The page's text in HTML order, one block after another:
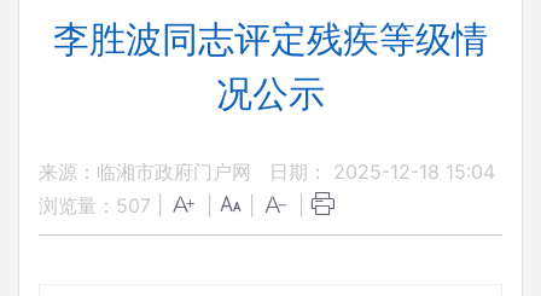
李胜波同志评定残疾等级情
况公示
来源：临湘市政府门户网
日期： 2025-12-18 15:04
浏览量： 507